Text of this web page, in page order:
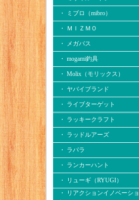
・ ミブロ（mibro）
・ ＭＩＺＭＯ
・ メガバス
・ mogami釣具
・ Molix（モリックス）
・ ヤバイブランド
・ ライブターゲット
・ ラッキークラフト
・ ラッドルアーズ
・ ラパラ
・ ランカーハント
・ リューギ（RYUGI）
・ リアクションイノベーショ